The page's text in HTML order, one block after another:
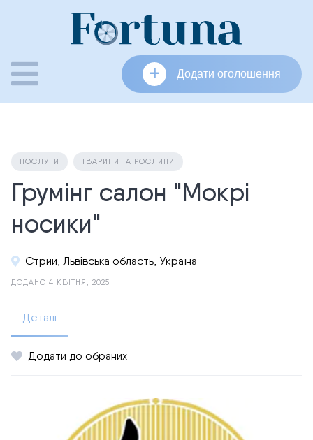
+ Додати оголошення
ПОСЛУГИ ТВАРИНИ ТА РОСЛИНИ
Грумінг салон "Мокрі
носики"
Стрий, Львівська область, Україна
ДОДАНО 4 КВІТНЯ, 2025
Деталі
Додати до обраних